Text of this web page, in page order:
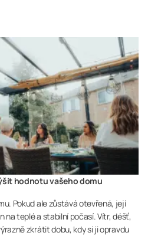
hodnotu vašeho domu
Pokud ale zůstává otevřená, její
na teplé a stabilní počasí. Vítr, déšť,
zkrátit dobu, kdy si ji opravdu